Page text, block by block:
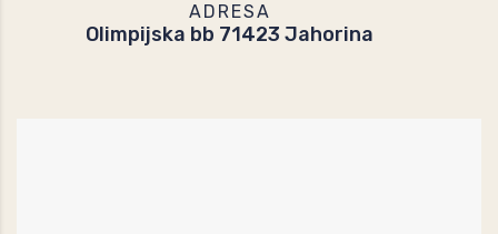
ADRESA
Olimpijska bb 71423 Jahorina